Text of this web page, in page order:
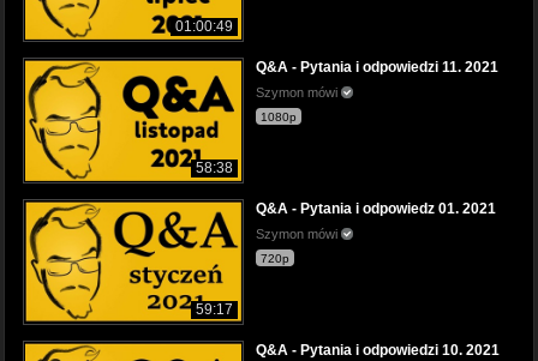
01:00:49
58:38
Q&A - Pytania i odpowiedzi 11. 2021
Szymon mówi
1080p
59:17
Q&A - Pytania i odpowiedz 01. 2021
Szymon mówi
720p
Q&A - Pytania i odpowiedzi 10. 2021